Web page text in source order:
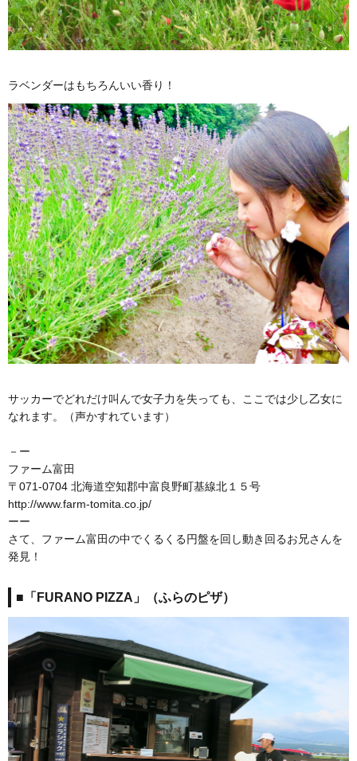
ラベンダーはもちろんいい香り！
サッカーでどれだけ叫んで女子力を失っても、ここでは少し乙女に
なれます。（声かすれています）
－ー
ファーム富田
〒071-0704 北海道空知郡中富良野町基線北１５号
http://www.farm-tomita.co.jp/
ーー
さて、ファーム富田の中でくるくる円盤を回し動き回るお兄さんを
発見！
■「FURANO PIZZA」（ふらのピザ）